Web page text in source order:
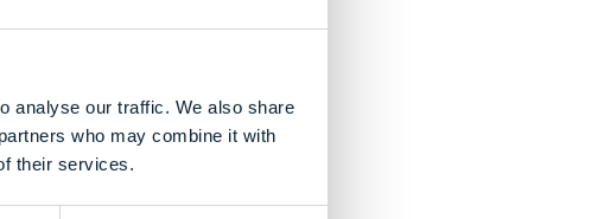
analyse our traffic. We also share
who may combine it with
their services.